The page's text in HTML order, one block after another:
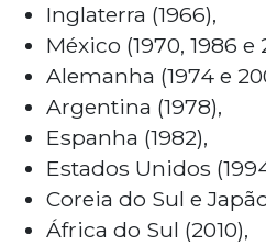
Inglaterra (1966),
México (1970, 1986 e
Alemanha (1974 e
Argentina (1978),
Espanha (1982),
Estados Unidos
Coreia do Sul e
África do Sul (2010),